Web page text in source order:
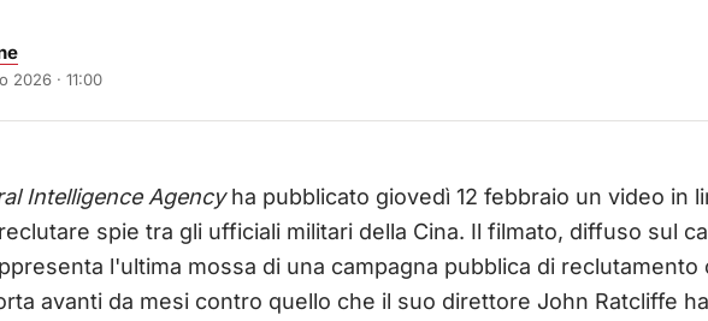
2026 · 11:00
Intelligence Agencyha pubblicato giovedì 12 febbraio un video in
spie tra gli ufficiali militari della Cina. Il filmato, diffuso sul
l'ultima mossa di una campagna pubblica di reclutamento
avanti da mesi contro quello che il suo direttore John Ratcliffe